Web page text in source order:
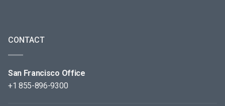
CONTACT
San Francisco Office
+1 855-896-9300